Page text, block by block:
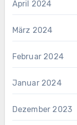
April 2024
März 2024
Februar 2024
Januar 2024
Dezember 2023